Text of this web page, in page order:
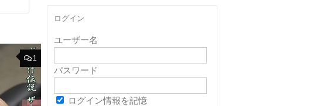
1
ログイン
ユーザー名
パスワード
ログイン情報を記憶